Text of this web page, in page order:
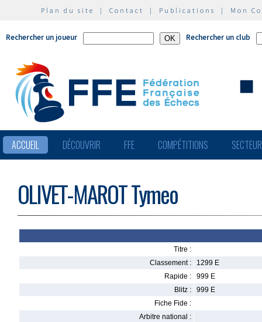
Plan du site | Contact | Publications | Mon
Rechercher un joueur Rechercher un club
ACCUEIL DÉCOUVRIR FFE COMPÉTITIONS
OLIVET-MAROT Tymeo
Titre :
Classement :
1299 E
Rapide :
999 E
Blitz :
999 E
Fiche Fide :
Arbitre national :